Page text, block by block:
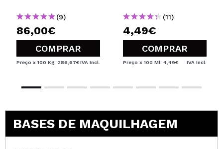
Vitamina A super
forte Crystal Retinal 6
(9)
86,00€
COMPRAR
Preço x 100 Kg: 286,67€IVA Incl.
(11)
4,49€
COMPRAR
Preço x 100 Ml: 4,49€ IVA Incl.
BASES DE MAQUILHAGEM